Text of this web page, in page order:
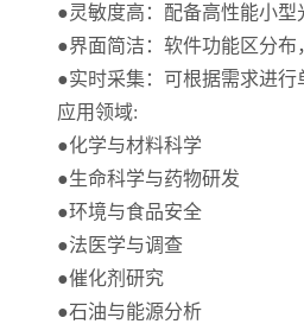
●灵敏度高：配备高性能小型
●界面简洁：软件功能区分布
●实时采集：可根据需求进行
应用领域:
●化学与材料科学
●生命科学与药物研发
●环境与食品安全
●法医学与调查
●催化剂研究
●石油与能源分析